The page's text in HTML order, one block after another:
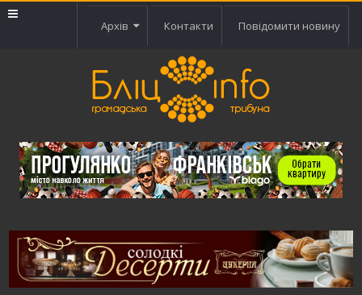
Архів Контакти Повідомити новину